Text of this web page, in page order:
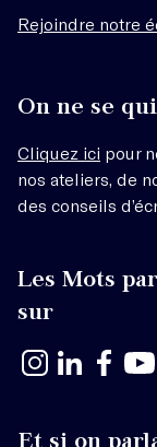
Rejoindre notre
On ne se
Cliquez ici pour
nos ateliers, de
des conseils
Les Mots
sur
Et si on